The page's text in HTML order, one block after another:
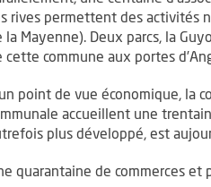
rives permettent des activités
la Mayenne). Deux parcs, la
cette commune aux portes
point de vue économique, la
accueillent une
plus développé, est
quarantaine de commerces et